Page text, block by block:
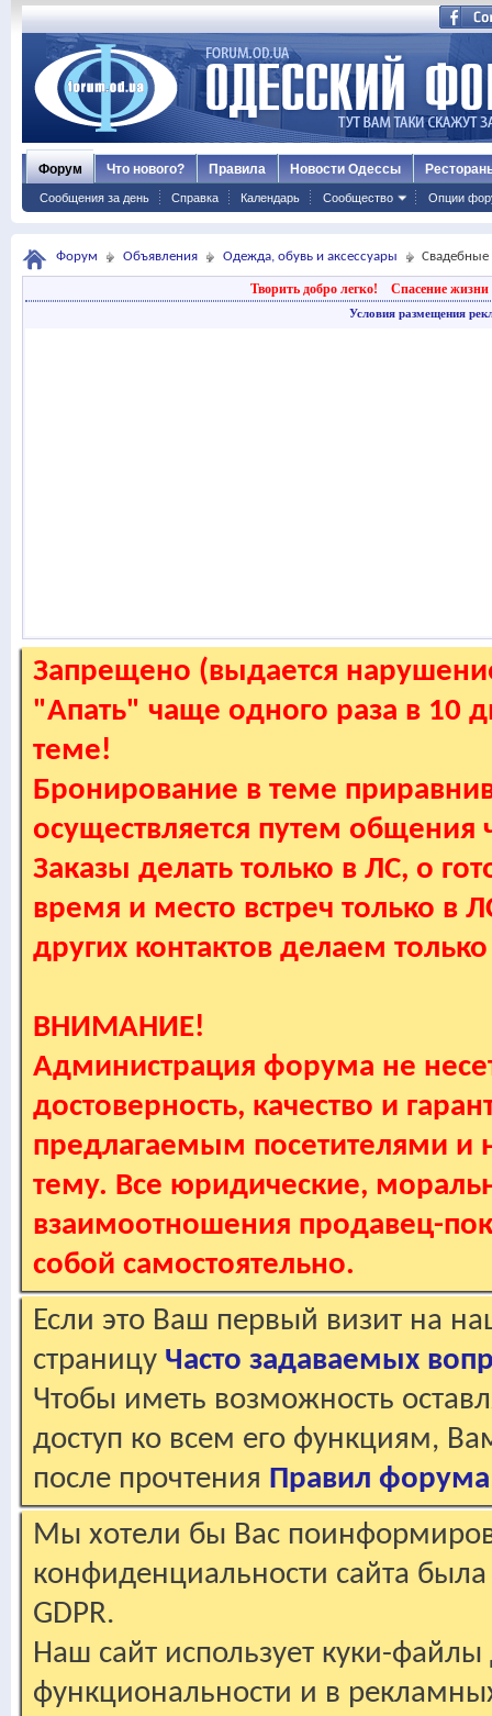
Форум
Сообщения за день Справка Календарь Сообщество Опции
Что нового? Правила Новости Одессы
Форум Объявления Одежда, обувь и аксессуары
Творить добро легко! Спасение жизни
Условия размещения
Запрещено (выдается
"Апать" чаще одного раза в 10
теме!
Бронирование в теме
осуществляется путем
Заказы делать только в ЛС, о
время и место встреч только в
других контактов делаем
ВНИМАНИЕ!
Администрация форума не
достоверность, качество и
предлагаемым посетителями и
тему. Все юридические,
взаимоотношения продавец-
собой самостоятельно.
Если это Ваш первый визит на
страницу Часто задаваемых
Чтобы иметь возможность
доступ ко всем его функциям,
после прочтения Правил форума
Мы хотели бы Вас
конфиденциальности сайта
GDPR.
Наш сайт использует куки-файлы
функциональности и в